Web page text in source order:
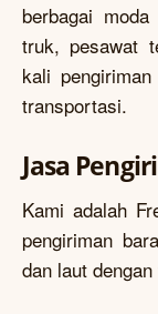
berbagai
truk, pesawat
kali
transportasi.
Jasa
Kami adalah
pengiriman
dan laut